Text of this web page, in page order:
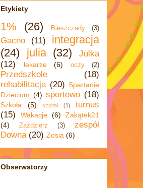
Etykiety
1% (26) Bieszczady (3)
Gacno (11)
integracja
(24)
julia (32)
Julka
(12)
lekarze (6) oczy (2)
Przedszkole
(18)
rehabilitacja (20) Spartanie
Dzieciom (4) sportowo (18)
Szkoła (5) szpital (1)
turnus
(15)
Wakacje (6)
Zakątek21
(4)
Zaździerz (3)
zespół
Downa (20) Zosia (6)
Obserwatorzy